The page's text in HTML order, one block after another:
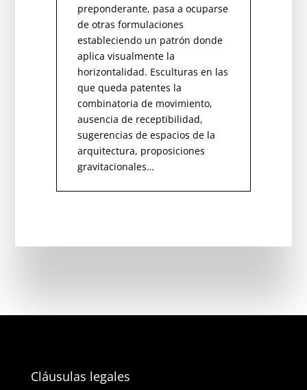
preponderante, pasa a ocuparse
de otras formulaciones
estableciendo un patrón donde
aplica visualmente la
horizontalidad. Esculturas en las
que queda patentes la
combinatoria de movimiento,
ausencia de receptibilidad,
sugerencias de espacios de la
arquitectura, proposiciones
gravitacionales…
Cláusulas legales